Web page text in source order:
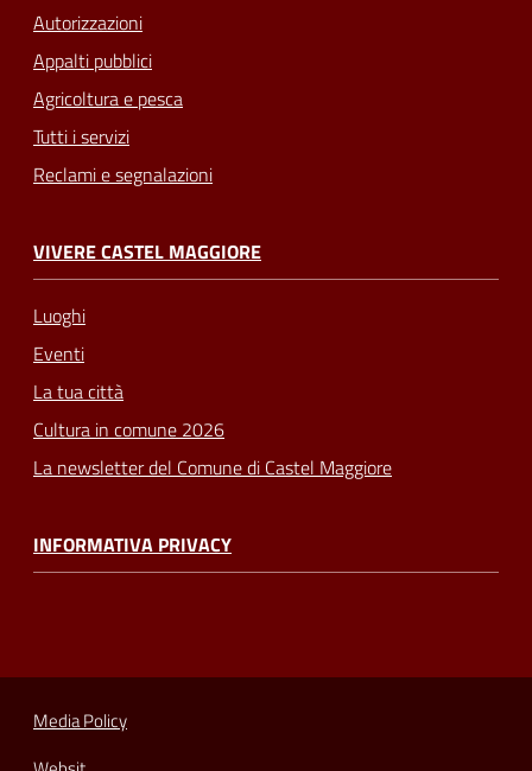
Autorizzazioni
Appalti pubblici
Agricoltura e pesca
Tutti i servizi
Reclami e segnalazioni
VIVERE CASTEL MAGGIORE
Luoghi
Eventi
La tua città
Cultura in comune 2026
La newsletter del Comune di Castel Maggiore
INFORMATIVA PRIVACY
Media Policy